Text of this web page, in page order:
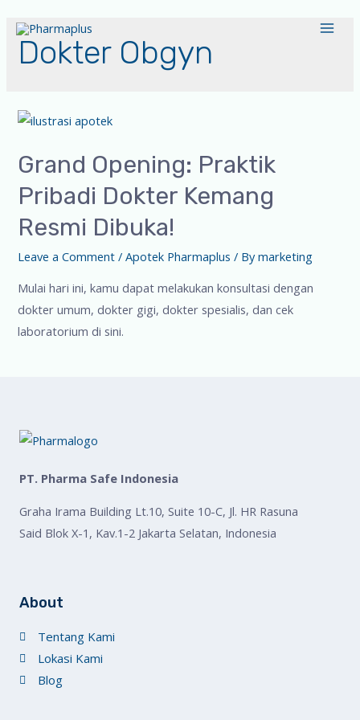
Dokter Obgyn
Grand Opening: Praktik
Pribadi Dokter Kemang
Resmi Dibuka!
Leave a Comment /Apotek Pharmaplus / Bymarketing
Mulai hari ini, kamu dapat melakukan konsultasi dengan
dokter umum, dokter gigi, dokter spesialis, dan cek
laboratorium di sini.
PT. Pharma Safe Indonesia
Graha Irama Building Lt.10, Suite 10-C, Jl. HR Rasuna
Said Blok X-1, Kav.1-2 Jakarta Selatan, Indonesia
About
Tentang Kami
Lokasi Kami
Blog